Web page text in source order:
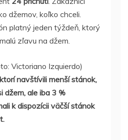
džemov, koľko chceli.
platný jeden týždeň, ktorý
zľavu na džem.
Victoriano Izquierdo)
navštívili menší stánok,
džem, ale iba 3 %
k dispozícii väčší stánok